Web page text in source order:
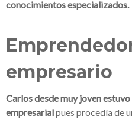
conocimientos especializados.
empresario
Carlos desde muy joven
empresarialpues procedía de